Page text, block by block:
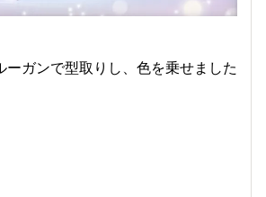
ーガンで型取りし、色を乗せました